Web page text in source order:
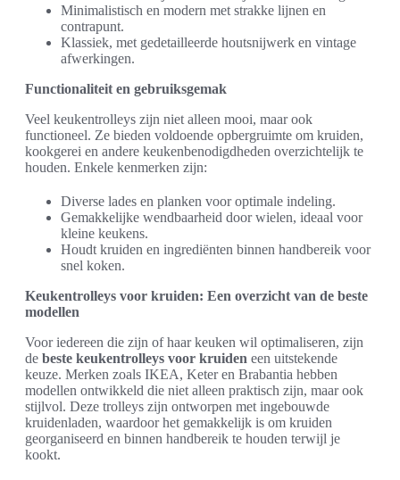
Minimalistisch en modern met strakke lijnen en
contrapunt.
Klassiek, met gedetailleerde houtsnijwerk en vintage
afwerkingen.
Functionaliteit en gebruiksgemak
Veel keukentrolleys zijn niet alleen mooi, maar ook
functioneel. Ze bieden voldoende opbergruimte om kruiden,
kookgerei en andere keukenbenodigdheden overzichtelijk te
houden. Enkele kenmerken zijn:
Diverse lades en planken voor optimale indeling.
Gemakkelijke wendbaarheid door wielen, ideaal voor
kleine keukens.
Houdt kruiden en ingrediënten binnen handbereik voor
snel koken.
Keukentrolleys voor kruiden: Een overzicht van de beste
modellen
Voor iedereen die zijn of haar keuken wil optimaliseren, zijn
de beste keukentrolleys voor kruiden een uitstekende
keuze. Merken zoals IKEA, Keter en Brabantia hebben
modellen ontwikkeld die niet alleen praktisch zijn, maar ook
stijlvol. Deze trolleys zijn ontworpen met ingebouwde
kruidenladen, waardoor het gemakkelijk is om kruiden
georganiseerd en binnen handbereik te houden terwijl je
kookt.